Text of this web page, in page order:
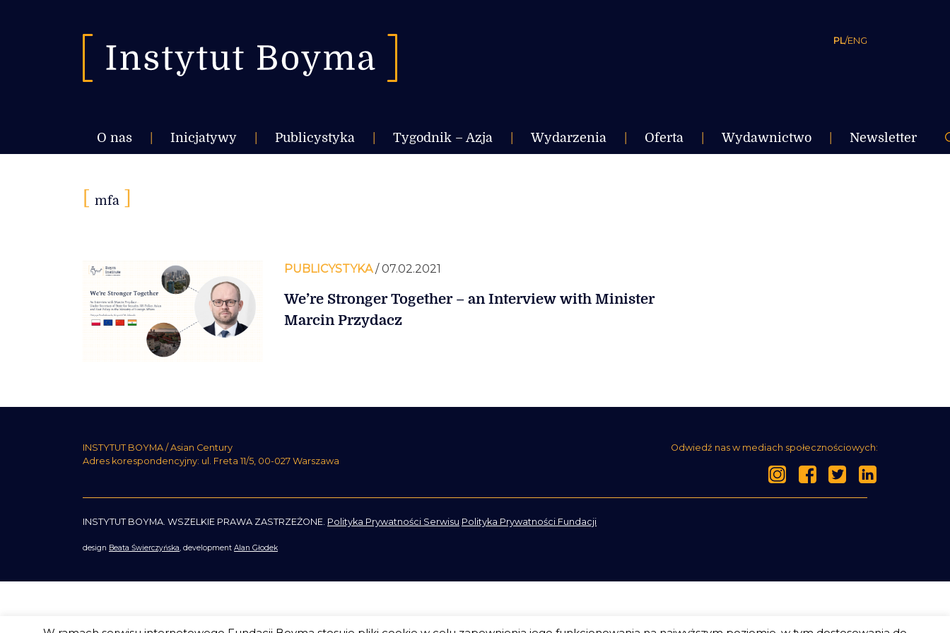
PL/ENG
O nas Inicjatywy Publicystyka Tygodnik – Azja Wydarzenia Oferta Wydawnictwo Newsletter
mfa
PUBLICYSTYKA/ 07.02.2021
We’re Stronger Together – an Interview with Minister
Marcin Przydacz
INSTYTUT BOYMA / Asian Century
Adres korespondencyjny: ul. Freta 11/5, 00-027 Warszawa
Odwiedź nas w mediach społecznościowych:
INSTYTUT BOYMA. WSZELKIE PRAWA ZASTRZEŻONE. Polityka Prywatności Serwisu Polityka Prywatności Fundacji
design Beata Świerczyńska, development Alan Głodek